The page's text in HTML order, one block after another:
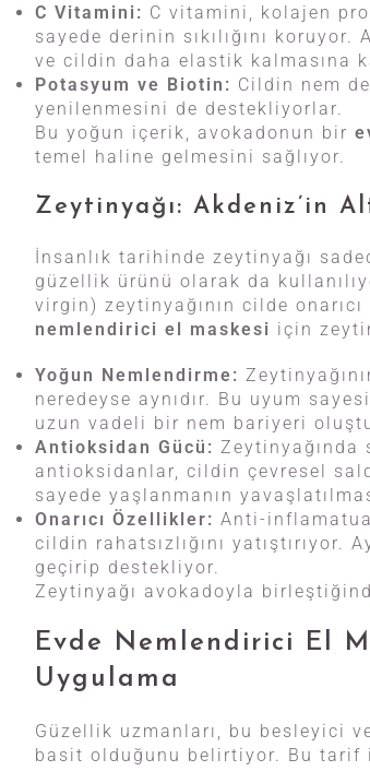
C Vitamini: C vitamini, kolajen
sayede derinin sıkılığını
ve cildin daha elastik kalmasına
Potasyum ve Biotin: Cildin nem
yenilenmesini de destekliyorlar.
Bu yoğun içerik, avokadonun bir
temel haline gelmesini sağlıyor.
Zeytinyağı: Akdeniz’in
İnsanlık tarihinde zeytinyağı
güzellik ürünü olarak da
virgin) zeytinyağının cilde
nemlendirici el maskesi için
Yoğun Nemlendirme:
neredeyse aynıdır. Bu uyum
uzun vadeli bir nem bariyeri
Antioksidan Gücü:
antioksidanlar, cildin çevresel
sayede yaşlanmanın
Onarıcı Özellikler: Anti-
cildin rahatsızlığını yatıştırıyor.
geçirip destekliyor.
Zeytinyağı avokadoyla
Evde Nemlendirici El
Uygulama
Güzellik uzmanları, bu besleyici
basit olduğunu belirtiyor. Bu tarif